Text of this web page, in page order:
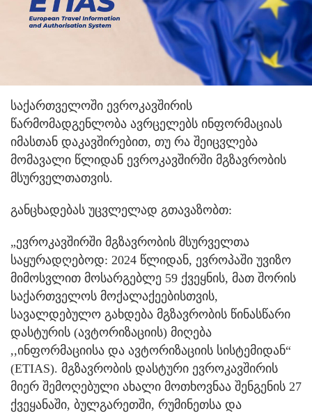
საქართველოში ევროკავშირის
წარმომადგენლობა ავრცელებს ინფორმაციას
იმასთან დაკავშირებით, თუ რა შეიცვლება
მომავალი წლიდან ევროკავშირში მგზავრობის
მსურველთათვის.
განცხადებას უცვლელად გთავაზობთ:
„ევროკავშირში მგზავრობის მსურველთა
საყურადღებოდ: 2024 წლიდან, ევროპაში უვიზო
მიმოსვლით მოსარგებლე 59 ქვეყნის, მათ შორის
საქართველოს მოქალაქეებისთვის,
სავალდებულო გახდება მგზავრობის წინასწარი
დასტურის (ავტორიზაციის) მიღება
,,ინფორმაციისა და ავტორიზაციის სისტემიდან“
(ETIAS). მგზავრობის დასტური ევროკავშირის
მიერ შემოღებული ახალი მოთხოვნაა შენგენის 27
ქვეყანაში, ბულგარეთში, რუმინეთსა და